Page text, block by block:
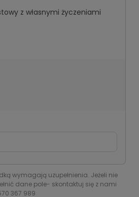
z własnymi życzeniami
wymagają uzupełnienia. Jeżeli nie
dane pole- skontaktuj się z nami
367 989